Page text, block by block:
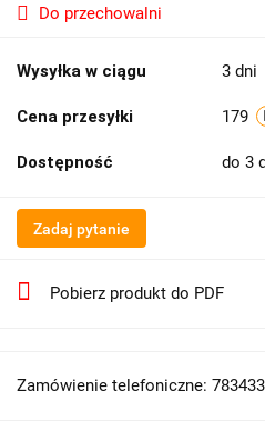
Do przechowalni
Wysyłka w ciągu 3 dni
Cena przesyłki 179
Dostępność do 3
Zadaj pytanie
Pobierz produkt do PDF
Zamówienie telefoniczne: